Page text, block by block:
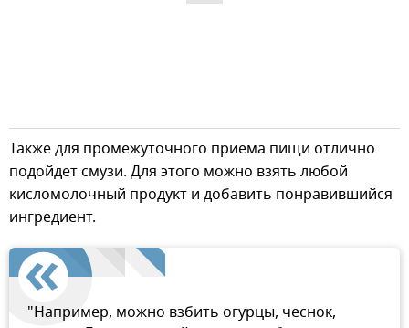
Также для промежуточного приема пищи отлично
подойдет смузи. Для этого можно взять любой
кисломолочный продукт и добавить понравившийся
ингредиент.
"Например, можно взбить огурцы, чеснок,